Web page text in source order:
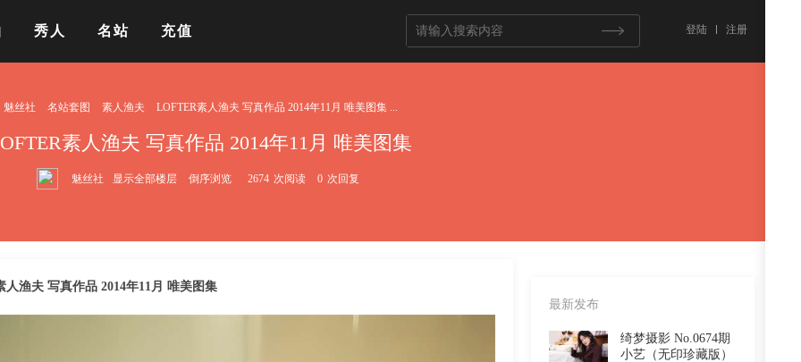
秀人 名站 充值 登陆 注册
魅丝社 名站套图 素人渔夫 LOFTER素人渔夫 写真作品 2014年11月 唯美图集 ...
素人渔夫 写真作品 2014年11月 唯美图集
魅丝社 显示全部楼层 倒序浏览 2674 次阅读 0 次回复
最新发布
绮梦摄影 No.0674期
小艺（无印珍藏版）
人渔夫 写真作品 2014年11月 唯美图集